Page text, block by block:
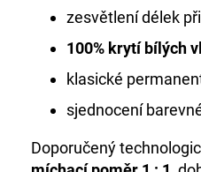
zesvětlení délek
100% krytí bílých
klasické
sjednocení
Doporučený